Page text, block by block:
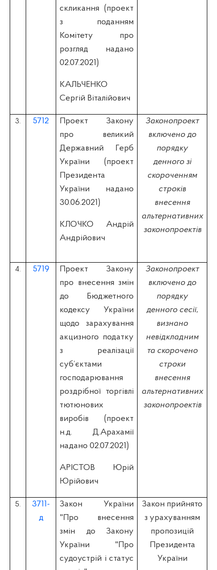
скликання (проект
з поданням
Комітету про
розгляд надано
02.07.2021)
КАЛЬЧЕНКО
Сергій Віталійович
3. 5712
Проект Закону
про великий
Державний Герб
України (проект
Президента
України надано
30.06.2021)
КЛОЧКО Андрій
Андрійович
Законопроект
включено до
порядку
денного зі
скороченням
строків
внесення
альтернативних
законопроектів
4. 5719
Проект Закону
про внесення змін
до Бюджетного
кодексу України
щодо зарахування
акцизного податку
з реалізації
суб’єктами
господарювання
роздрібної торгівлі
тютюнових
виробів (проект
н.д. Д.Арахамії
надано 02.07.2021)
АРІСТОВ Юрій
Юрійович
Законопроект
включено до
порядку
денного сесії,
визнано
невідкладним
та скорочено
строки
внесення
альтернативних
законопроектів
5.
3711-
д
Закон України
"Про внесення
змін до Закону
України "Про
судоустрій і статус
Закон прийнято
з урахуванням
пропозицій
Президента
України